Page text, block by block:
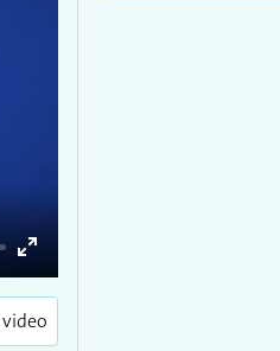
Enter
fullscreen